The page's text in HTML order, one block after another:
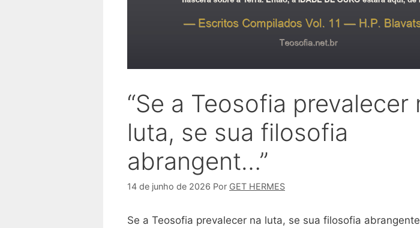
“Se a Teosofia prevalecer
luta, se sua filosofia
abrangent…”
14 de junho de 2026 Por GET HERMES
Se a Teosofia prevalecer na luta, se sua filosofia